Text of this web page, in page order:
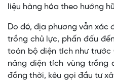
liệu hàng hóa theo hướng
Do đó, địa phương vẫn
trồng chủ lực, phấn đấu
toàn bộ diện tích như trước
nâng diện tích vùng trồng
đồng thời, kêu gọi đầu tư